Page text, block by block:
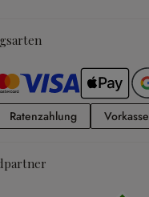
RatenzahlungRatenzahlung
Vorkasse